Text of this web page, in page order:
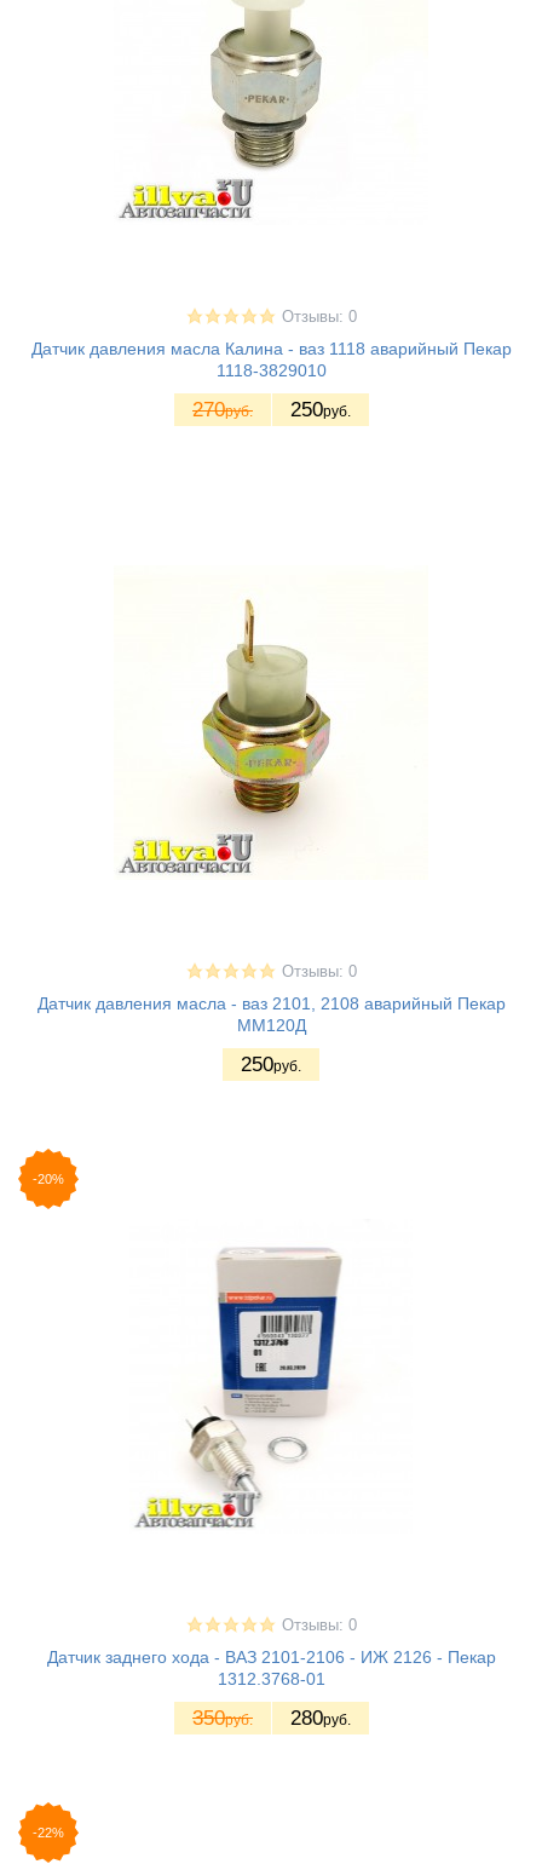
Отзывы: 0
Датчик давления масла Калина - ваз 1118 аварийный Пекар
1118-3829010
270руб. 250руб.
Отзывы: 0
Датчик давления масла - ваз 2101, 2108 аварийный Пекар
ММ120Д
250руб.
-20%
Отзывы: 0
Датчик заднего хода - ВАЗ 2101-2106 - ИЖ 2126 - Пекар
1312.3768-01
350руб. 280руб.
-22%